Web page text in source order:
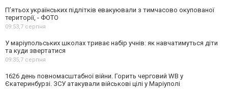
П’ятьох українських підлітків евакуювали з тимчасово окупованої
території, - ФОТО
09:53,7 серпня
У маріупольських школах триває набір учнів: як навчатимуться діти
та куди звертатися
09:35,7 серпня
1626 день повномасштабної війни. Горить черговий WB у
Єкатеринбурзі. ЗСУ атакували військові цілі у Маріуполі